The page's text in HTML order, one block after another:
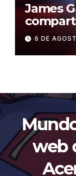
James
al traje
6 DE
web